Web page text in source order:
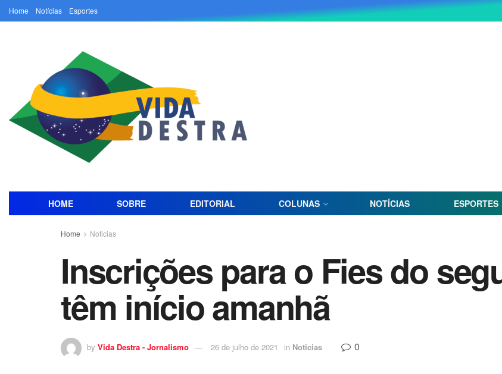
Home Notícias Esportes
HOME SOBRE EDITORIAL COLUNAS NOTÍCIAS ESPORTES
Home Noticias
Inscrições para o Fies do
têm início amanhã
by Vida Destra - Jornalismo 26 de julho de 2021 in Noticias 0